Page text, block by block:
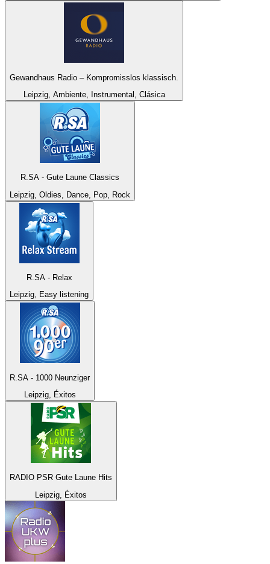
Gewandhaus Radio – Kompromisslos klassisch.
Leipzig, Ambiente, Instrumental, Clásica
R.SA - Gute Laune Classics
Leipzig, Oldies, Dance, Pop, Rock
R.SA - Relax
Leipzig, Easy listening
R.SA - 1000 Neunziger
Leipzig, Éxitos
RADIO PSR Gute Laune Hits
Leipzig, Éxitos